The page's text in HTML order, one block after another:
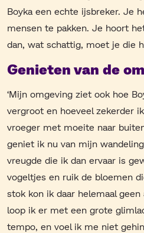
Boyka een echte ijsbreker. Je
mensen te pakken. Je hoort
dan, wat schattig, moet je die
Genieten van de
‘Mijn omgeving ziet ook hoe
vergroot en hoeveel zekerder
vroeger met moeite naar
geniet ik nu van mijn
vreugde die ik dan ervaar is
vogeltjes en ruik de bloemen
stok kon ik daar helemaal
loop ik er met een grote
tempo, en voel ik me niet